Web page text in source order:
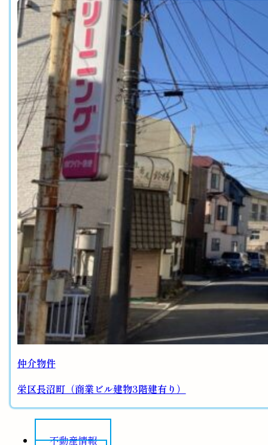
仲介物件
栄区長沼町（商業ビル建物3階建有り）
不動産情報